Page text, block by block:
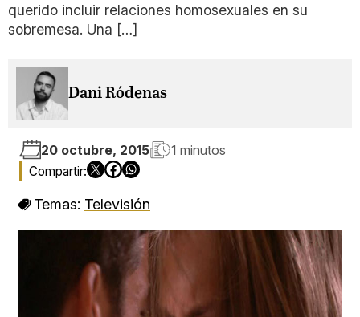
querido incluir relaciones homosexuales en su
sobremesa. Una […]
Dani Ródenas
20 octubre, 2015 1 minutos
Temas: Televisión